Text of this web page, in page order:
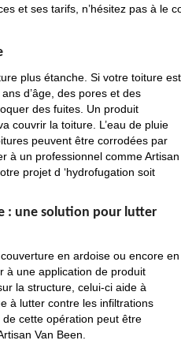
et ses tarifs, n’hésitez pas à le
plus étanche. Si votre toiture est
d’âge, des pores et des
des fuites. Un produit
couvrir la toiture. L’eau de pluie
peuvent être corrodées par
à un professionnel comme Artisan
projet d ‘hydrofugation soit
: une solution pour lutter
en ardoise ou encore en
à une application de produit
la structure, celui-ci aide à
à lutter contre les infiltrations
cette opération peut être
Van Been.